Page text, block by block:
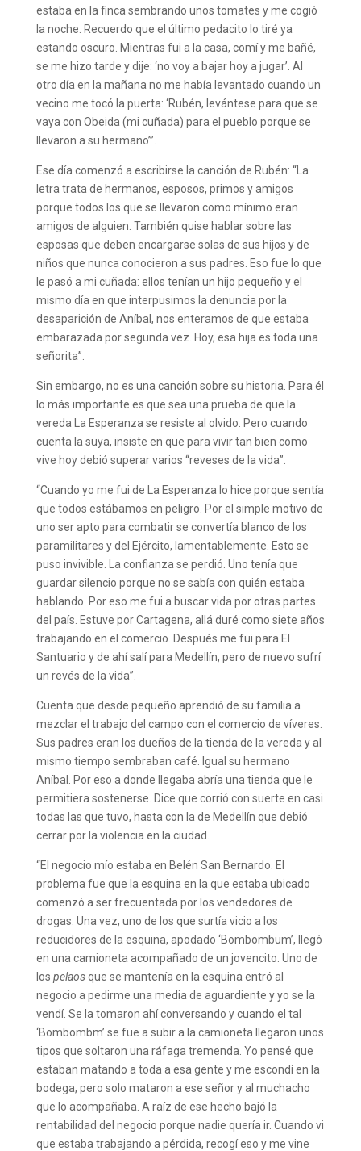
estaba en la finca sembrando unos tomates y me cogió
la noche. Recuerdo que el último pedacito lo tiré ya
estando oscuro. Mientras fui a la casa, comí y me bañé,
se me hizo tarde y dije: ‘no voy a bajar hoy a jugar’. Al
otro día en la mañana no me había levantado cuando un
vecino me tocó la puerta: ‘Rubén, levántese para que se
vaya con Obeida (mi cuñada) para el pueblo porque se
llevaron a su hermano’”.
Ese día comenzó a escribirse la canción de Rubén: “La
letra trata de hermanos, esposos, primos y amigos
porque todos los que se llevaron como mínimo eran
amigos de alguien. También quise hablar sobre las
esposas que deben encargarse solas de sus hijos y de
niños que nunca conocieron a sus padres. Eso fue lo que
le pasó a mi cuñada: ellos tenían un hijo pequeño y el
mismo día en que interpusimos la denuncia por la
desaparición de Aníbal, nos enteramos de que estaba
embarazada por segunda vez. Hoy, esa hija es toda una
señorita”.
Sin embargo, no es una canción sobre su historia. Para él
lo más importante es que sea una prueba de que la
vereda La Esperanza se resiste al olvido. Pero cuando
cuenta la suya, insiste en que para vivir tan bien como
vive hoy debió superar varios “reveses de la vida”.
“Cuando yo me fui de La Esperanza lo hice porque sentía
que todos estábamos en peligro. Por el simple motivo de
uno ser apto para combatir se convertía blanco de los
paramilitares y del Ejército, lamentablemente. Esto se
puso invivible. La confianza se perdió. Uno tenía que
guardar silencio porque no se sabía con quién estaba
hablando. Por eso me fui a buscar vida por otras partes
del país. Estuve por Cartagena, allá duré como siete años
trabajando en el comercio. Después me fui para El
Santuario y de ahí salí para Medellín, pero de nuevo sufrí
un revés de la vida”.
Cuenta que desde pequeño aprendió de su familia a
mezclar el trabajo del campo con el comercio de víveres.
Sus padres eran los dueños de la tienda de la vereda y al
mismo tiempo sembraban café. Igual su hermano
Aníbal. Por eso a donde llegaba abría una tienda que le
permitiera sostenerse. Dice que corrió con suerte en casi
todas las que tuvo, hasta con la de Medellín que debió
cerrar por la violencia en la ciudad.
“El negocio mío estaba en Belén San Bernardo. El
problema fue que la esquina en la que estaba ubicado
comenzó a ser frecuentada por los vendedores de
drogas. Una vez, uno de los que surtía vicio a los
reducidores de la esquina, apodado ‘Bombombum’, llegó
en una camioneta acompañado de un jovencito. Uno de
los pelaosque se mantenía en la esquina entró al
negocio a pedirme una media de aguardiente y yo se la
vendí. Se la tomaron ahí conversando y cuando el tal
‘Bombombm’ se fue a subir a la camioneta llegaron unos
tipos que soltaron una ráfaga tremenda. Yo pensé que
estaban matando a toda a esa gente y me escondí en la
bodega, pero solo mataron a ese señor y al muchacho
que lo acompañaba. A raíz de ese hecho bajó la
rentabilidad del negocio porque nadie quería ir. Cuando vi
que estaba trabajando a pérdida, recogí eso y me vine